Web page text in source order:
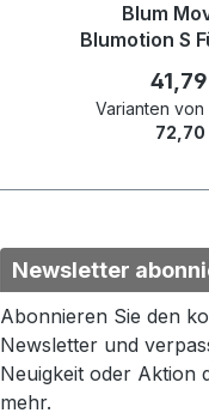
Blum
Blumotion S
Varianten von
72,70
Newsletter
Abonnieren Sie den
Newsletter und
Neuigkeit oder Aktion
mehr.